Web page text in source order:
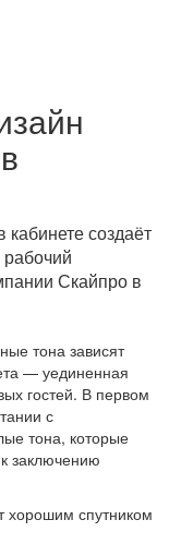
создаёт
Скайпро в
тона зависят
— уединенная
гостей. В первом
с
тона, которые
заключению
хорошим спутником